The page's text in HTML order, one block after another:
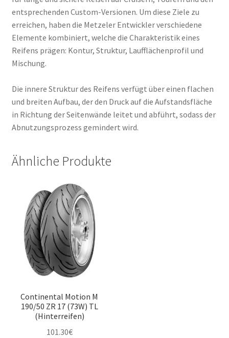
entsprechenden Custom-Versionen. Um diese Ziele zu
erreichen, haben die Metzeler Entwickler verschiedene
Elemente kombiniert, welche die Charakteristik eines
Reifens prägen: Kontur, Struktur, Laufflächenprofil und
Mischung.
Die innere Struktur des Reifens verfügt über einen flachen
und breiten Aufbau, der den Druck auf die Aufstandsfläche
in Richtung der Seitenwände leitet und abführt, sodass der
Abnutzungsprozess gemindert wird.
Ähnliche Produkte
Continental Motion M
190/50 ZR 17 (73W) TL
(Hinterreifen)
101.30€